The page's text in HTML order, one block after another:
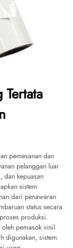
pemesanan dan
pelanggan luar
dan kepuasan
sistem
dari penawaran
status secara
produksi.
pemasok vinil
digunakan, sistem